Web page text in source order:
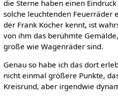
die Sterne haben einen
solche leuchtenden Feuerräder
der Frank Kocher kennt, ist
von ihm das berühmte
große wie Wagenräder sind.
Genau so habe ich das dort
nicht einmal größere Punkte,
Kreisrund, aber irgendwie